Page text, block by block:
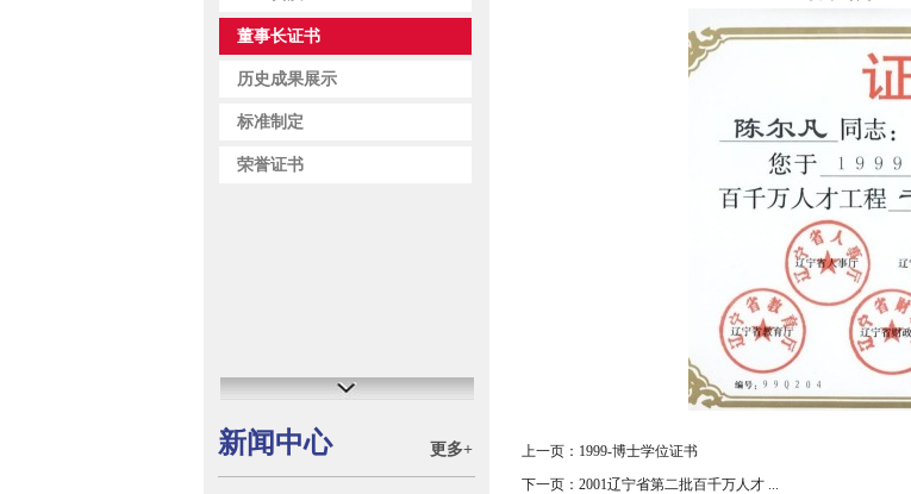
董事长证书
历史成果展示
标准制定
荣誉证书
新闻中心 更多+
上一页：1999-博士学位证书
下一页：2001辽宁省第二批百千万人才 ...